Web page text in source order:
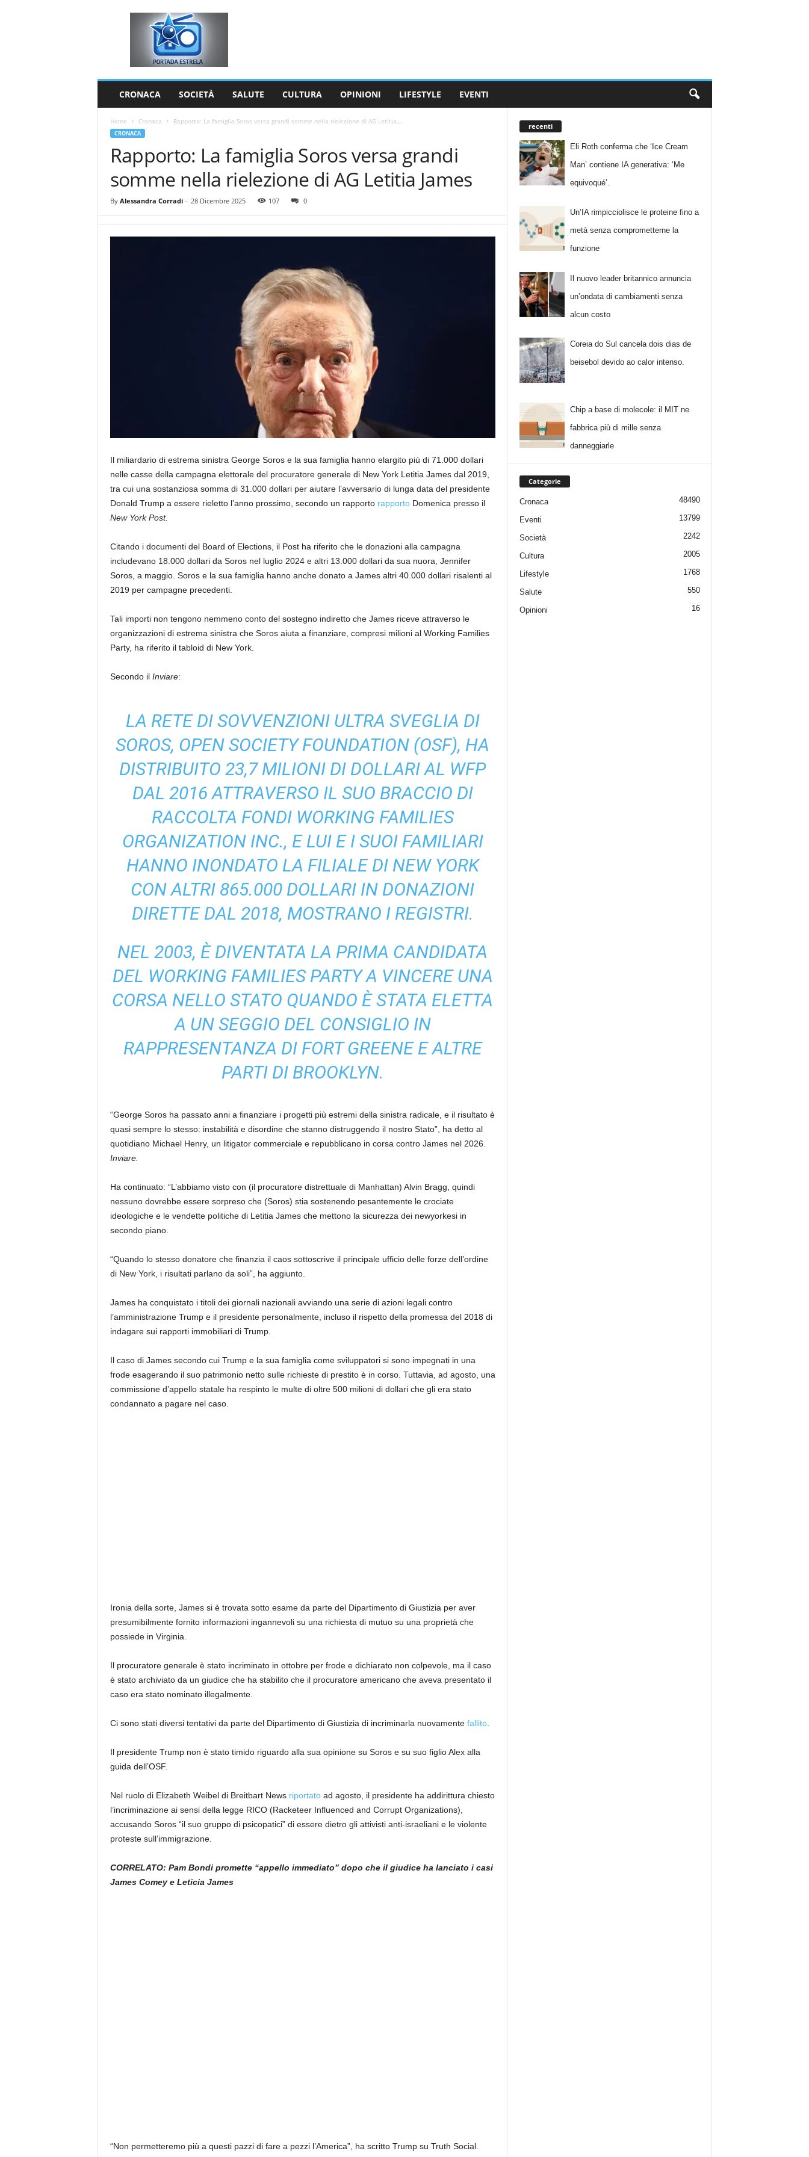
CRONACA SOCIETÀ SALUTE CULTURA OPINIONI LIFESTYLE EVENTI
Home Cronaca Rapporto: La famiglia Soros versa grandi somme nella rielezione di AG Letitia...
CRONACA
Rapporto: La famiglia Soros versa grandi
somme nella rielezione di AG Letitia James
By Alessandra Corradi- 28 Dicembre 2025 107 0
Il miliardario di estrema sinistra George Soros e la sua famiglia hanno elargito più di 71.000 dollari
nelle casse della campagna elettorale del procuratore generale di New York Letitia James dal 2019,
tra cui una sostanziosa somma di 31.000 dollari per aiutare l’avversario di lunga data del presidente
Donald Trump a essere rieletto l’anno prossimo, secondo un rapporto rapportoDomenica presso il
New York Post.
Citando i documenti del Board of Elections, il Post ha riferito che le donazioni alla campagna
includevano 18.000 dollari da Soros nel luglio 2024 e altri 13.000 dollari da sua nuora, Jennifer
Soros, a maggio. Soros e la sua famiglia hanno anche donato a James altri 40.000 dollari risalenti al
2019 per campagne precedenti.
Tali importi non tengono nemmeno conto del sostegno indiretto che James riceve attraverso le
organizzazioni di estrema sinistra che Soros aiuta a finanziare, compresi milioni al Working Families
Party, ha riferito il tabloid di New York.
Secondo il Inviare:
LA RETE DI SOVVENZIONI ULTRA SVEGLIA DI
SOROS, OPEN SOCIETY FOUNDATION (OSF), HA
DISTRIBUITO 23,7 MILIONI DI DOLLARI AL WFP
DAL 2016 ATTRAVERSO IL SUO BRACCIO DI
RACCOLTA FONDI WORKING FAMILIES
ORGANIZATION INC., E LUI E I SUOI FAMILIARI
HANNO INONDATO LA FILIALE DI NEW YORK
CON ALTRI 865.000 DOLLARI IN DONAZIONI
DIRETTE DAL 2018, MOSTRANO I REGISTRI.
NEL 2003, È DIVENTATA LA PRIMA CANDIDATA
DEL WORKING FAMILIES PARTY A VINCERE UNA
CORSA NELLO STATO QUANDO È STATA ELETTA
A UN SEGGIO DEL CONSIGLIO IN
RAPPRESENTANZA DI FORT GREENE E ALTRE
PARTI DI BROOKLYN.
“George Soros ha passato anni a finanziare i progetti più estremi della sinistra radicale, e il risultato è
quasi sempre lo stesso: instabilità e disordine che stanno distruggendo il nostro Stato”, ha detto al
quotidiano Michael Henry, un litigator commerciale e repubblicano in corsa contro James nel 2026.
Inviare.
Ha continuato: “L’abbiamo visto con (il procuratore distrettuale di Manhattan) Alvin Bragg, quindi
nessuno dovrebbe essere sorpreso che (Soros) stia sostenendo pesantemente le crociate
ideologiche e le vendette politiche di Letitia James che mettono la sicurezza dei newyorkesi in
secondo piano.
“Quando lo stesso donatore che finanzia il caos sottoscrive il principale ufficio delle forze dell’ordine
di New York, i risultati parlano da soli”, ha aggiunto.
James ha conquistato i titoli dei giornali nazionali avviando una serie di azioni legali contro
l’amministrazione Trump e il presidente personalmente, incluso il rispetto della promessa del 2018 di
indagare sui rapporti immobiliari di Trump.
Il caso di James secondo cui Trump e la sua famiglia come sviluppatori si sono impegnati in una
frode esagerando il suo patrimonio netto sulle richieste di prestito è in corso. Tuttavia, ad agosto, una
commissione d’appello statale ha respinto le multe di oltre 500 milioni di dollari che gli era stato
condannato a pagare nel caso.
Ironia della sorte, James si è trovata sotto esame da parte del Dipartimento di Giustizia per aver
presumibilmente fornito informazioni ingannevoli su una richiesta di mutuo su una proprietà che
possiede in Virginia.
Il procuratore generale è stato incriminato in ottobre per frode e dichiarato non colpevole, ma il caso
è stato archiviato da un giudice che ha stabilito che il procuratore americano che aveva presentato il
caso era stato nominato illegalmente.
Ci sono stati diversi tentativi da parte del Dipartimento di Giustizia di incriminarla nuovamente fallito.
Il presidente Trump non è stato timido riguardo alla sua opinione su Soros e su suo figlio Alex alla
guida dell’OSF.
Nel ruolo di Elizabeth Weibel di Breitbart News riportatoad agosto, il presidente ha addirittura chiesto
l’incriminazione ai sensi della legge RICO (Racketeer Influenced and Corrupt Organizations),
accusando Soros “il suo gruppo di psicopatici” di essere dietro gli attivisti anti-israeliani e le violente
proteste sull’immigrazione.
CORRELATO: Pam Bondi promette “appello immediato” dopo che il giudice ha lanciato i casi
James Comey e Leticia James
“Non permetteremo più a questi pazzi di fare a pezzi l’America”, ha scritto Trump su Truth Social.
recenti
Eli Roth conferma che ‘Ice Cream
Man’ contiene IA generativa: ‘Me
equivoqué’.
Un’IA rimpicciolisce le proteine fino a
metà senza comprometterne la
funzione
Il nuovo leader britannico annuncia
un’ondata di cambiamenti senza
alcun costo
Coreia do Sul cancela dois dias de
beisebol devido ao calor intenso.
Chip a base di molecole: il MIT ne
fabbrica più di mille senza
danneggiarle
Categorie
Cronaca 48490
Eventi 13799
Società 2242
Cultura 2005
Lifestyle 1768
Salute 550
Opinioni 16